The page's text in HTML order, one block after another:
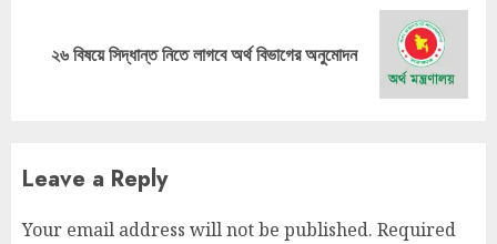
Next
২৬ বিষয়ে সিদ্ধান্ত নিতে লাগবে অর্থ বিভাগের অনুমোদন
Leave a Reply
Your email address will not be published. Required